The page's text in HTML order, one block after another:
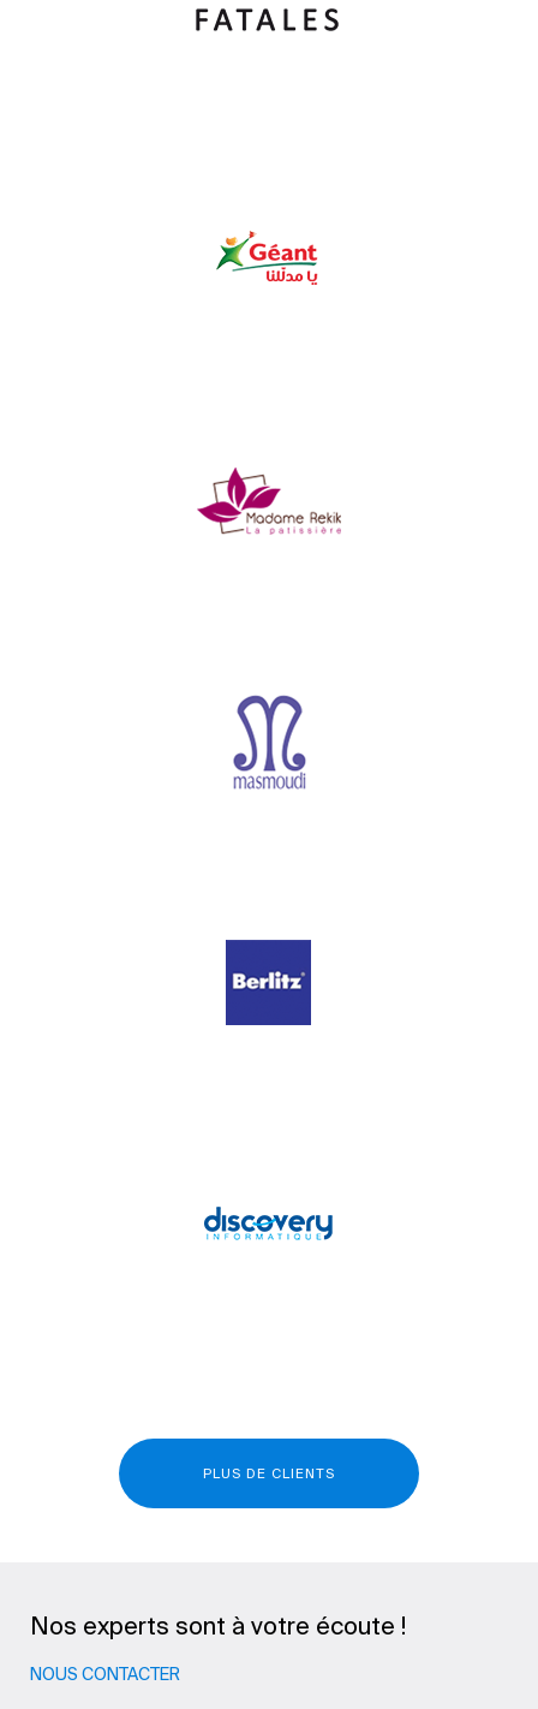
PLUS DE CLIENTS
Nos experts sont à votre écoute !
NOUS CONTACTER